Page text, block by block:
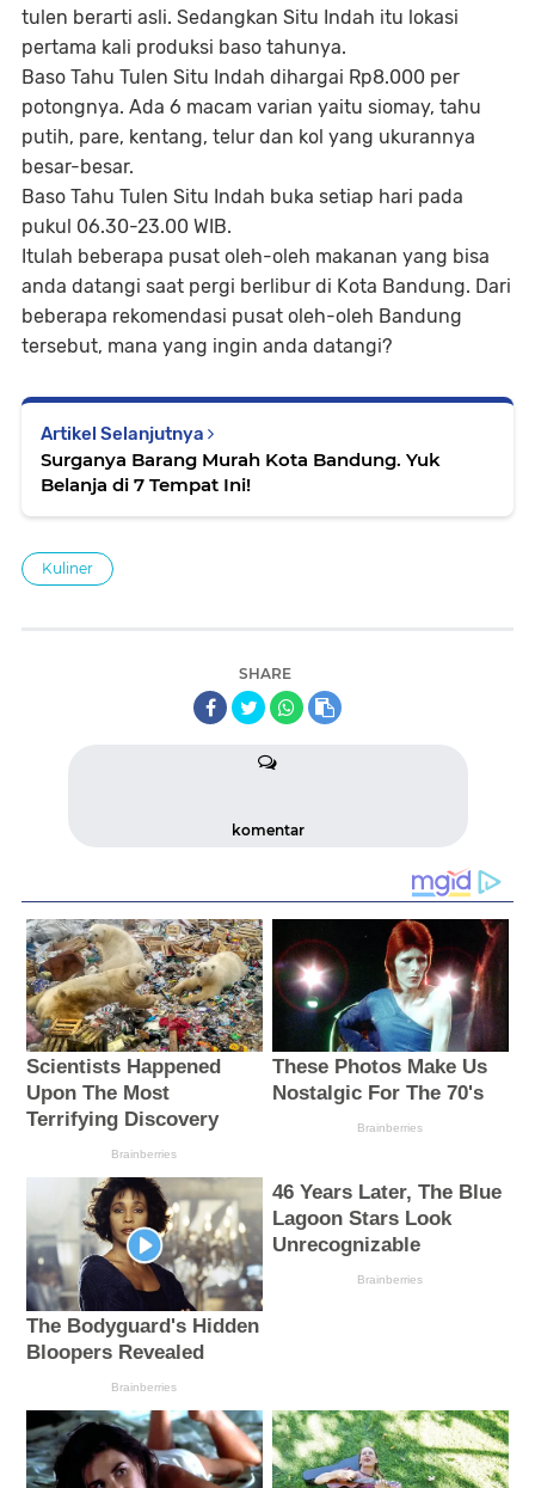
tulen berarti asli. Sedangkan Situ Indah itu lokasi
pertama kali produksi baso tahunya.
Baso Tahu Tulen Situ Indah dihargai Rp8.000 per
potongnya. Ada 6 macam varian yaitu siomay, tahu
putih, pare, kentang, telur dan kol yang ukurannya
besar-besar.
Baso Tahu Tulen Situ Indah buka setiap hari pada
pukul 06.30-23.00 WIB.
Itulah beberapa pusat oleh-oleh makanan yang bisa
anda datangi saat pergi berlibur di Kota Bandung. Dari
beberapa rekomendasi pusat oleh-oleh Bandung
tersebut, mana yang ingin anda datangi?
Artikel Selanjutnya
Surganya Barang Murah Kota Bandung. Yuk
Belanja di 7 Tempat Ini!
Kuliner
SHARE
komentar